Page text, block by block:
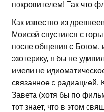
покровителем! Так что
​Как известно из
Моисей спустился с
после общения с Богом,
эзотерику, я бы не
имели не
связанное с радиацией.
Завета (хотя бы по
тот знает, что в этом